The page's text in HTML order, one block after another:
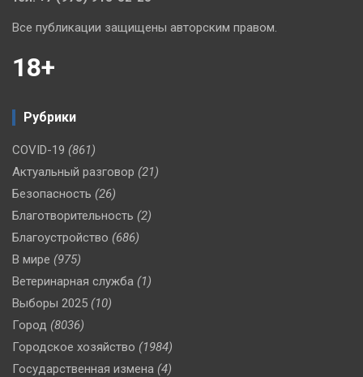
Все публикации защищены авторским правом.
18+
Рубрики
COVID-19 (861)
Актуальный разговор (21)
Безопасность (26)
Благотворительность (2)
Благоустройство (686)
В мире (975)
Ветеринарная служба (1)
Выборы 2025 (10)
Город (8036)
Городское хозяйство (1984)
Государственная измена (4)